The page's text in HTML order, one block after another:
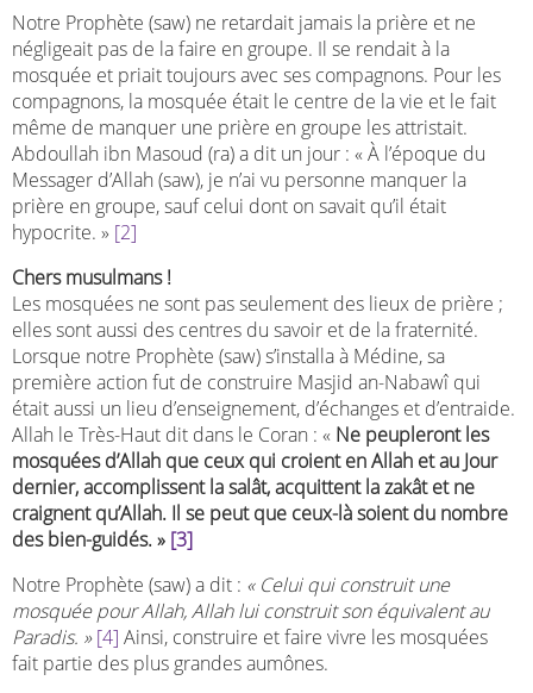
Notre Prophète (saw) ne retardait jamais la prière et ne
négligeait pas de la faire en groupe. Il se rendait à la
mosquée et priait toujours avec ses compagnons. Pour les
compagnons, la mosquée était le centre de la vie et le fait
même de manquer une prière en groupe les attristait.
Abdoullah ibn Masoud (ra) a dit un jour : « À l’époque du
Messager d’Allah (saw), je n’ai vu personne manquer la
prière en groupe, sauf celui dont on savait qu’il était
hypocrite. » [2]
Chers musulmans !
Les mosquées ne sont pas seulement des lieux de prière ;
elles sont aussi des centres du savoir et de la fraternité.
Lorsque notre Prophète (saw) s’installa à Médine, sa
première action fut de construire Masjid an-Nabawî qui
était aussi un lieu d’enseignement, d’échanges et d’entraide.
Allah le Très-Haut dit dans le Coran : « Ne peupleront les
mosquées d’Allah que ceux qui croient en Allah et au Jour
dernier, accomplissent la salât, acquittent la zakât et ne
craignent qu’Allah. Il se peut que ceux-là soient du nombre
des bien-guidés. » [3]
Notre Prophète (saw) a dit : « Celui qui construit une
mosquée pour Allah, Allah lui construit son équivalent au
Paradis. » [4] Ainsi, construire et faire vivre les mosquées
fait partie des plus grandes aumônes.